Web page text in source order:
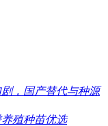
，国产替代与种源
殖种苗优选